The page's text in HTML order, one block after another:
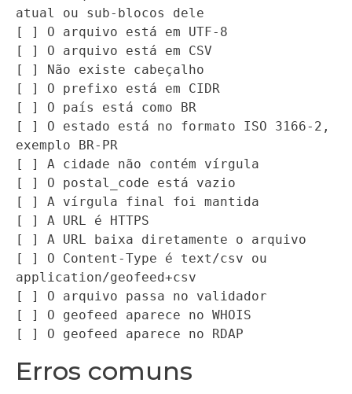
atual ou sub-blocos dele
[ ] O arquivo está em UTF-8
[ ] O arquivo está em CSV
[ ] Não existe cabeçalho
[ ] O prefixo está em CIDR
[ ] O país está como BR
[ ] O estado está no formato ISO 3166-2,
exemplo BR-PR
[ ] A cidade não contém vírgula
[ ] O postal_code está vazio
[ ] A vírgula final foi mantida
[ ] A URL é HTTPS
[ ] A URL baixa diretamente o arquivo
[ ] O Content-Type é text/csv ou
application/geofeed+csv
[ ] O arquivo passa no validador
[ ] O geofeed aparece no WHOIS
[ ] O geofeed aparece no RDAP
Erros comuns